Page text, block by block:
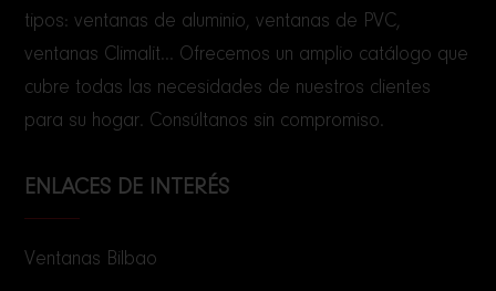
tipos: ventanas de aluminio, ventanas de PVC,
ventanas Climalit... Ofrecemos un amplio catálogo que
cubre todas las necesidades de nuestros clientes
para su hogar. Consúltanos sin compromiso.
ENLACES DE INTERÉS
Ventanas Bilbao